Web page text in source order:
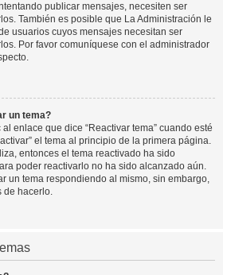
publicar mensajes, necesiten ser
También es posible que La Administración le
usuarios cuyos mensajes necesitan ser
Por favor comuníquese con el administrador
un tema?
enlace que dice “Reactivar tema” cuando esté
el tema al principio de la primera página.
entonces el tema reactivado ha sido
poder reactivarlo no ha sido alcanzado aún.
un tema respondiendo al mismo, sin embargo,
de hacerlo.